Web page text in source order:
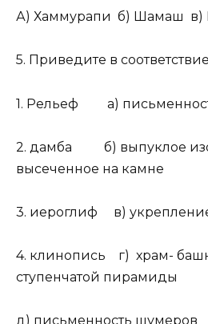
А) Хаммурапи б) Шамаш в)
5. Приведите в соответствие
1. Рельеф а)
2. дамба б) выпуклое
высеченное на камне
3. иероглиф в)
4. клинопись г) храм-
ступенчатой пирамиды
д) письменность шумеров